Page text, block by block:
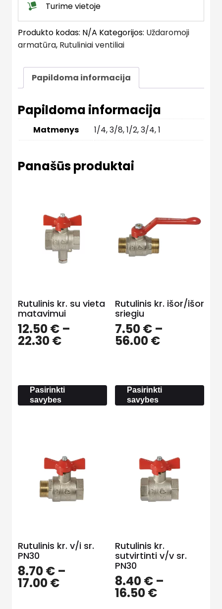
Turime vietoje
Produkto kodas: N/A Kategorijos: Uždaromoji
armatūra, Rutuliniai ventiliai
Papildoma informacija
Papildoma informacija
Matmenys 1/4, 3/8, 1/2, 3/4, 1
Panašūs produktai
Rutulinis kr. su vieta
matavimui
12.50€ –
22.30€Price
22.30 €
Pasirinkti
savybes
Rutulinis kr. išor/išor
sriegiu
7.50€ –
56.00€Price
56.00 €
Pasirinkti
savybes
Rutulinis kr. v/i sr.
PN30
8.70€ –
17.00€Price
Rutulinis kr.
sutvirtinti v/v sr.
PN30
8.40€ –
16.50€Price